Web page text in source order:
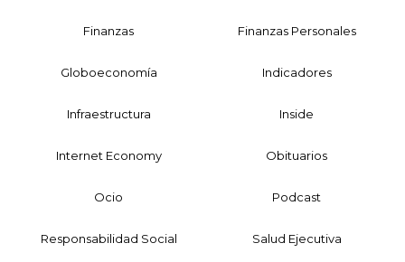
Finanzas Finanzas Personales
Globoeconomía Indicadores
Infraestructura Inside
Internet Economy Obituarios
Ocio Podcast
Responsabilidad Social Salud Ejecutiva